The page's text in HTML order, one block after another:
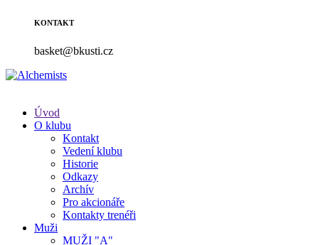
KONTAKT
basket@bkusti.cz
Úvod
O klubu
Kontakt
Vedení klubu
Historie
Odkazy
Archív
Pro akcionáře
Kontakty trenéři
Muži
MUŽI "A"